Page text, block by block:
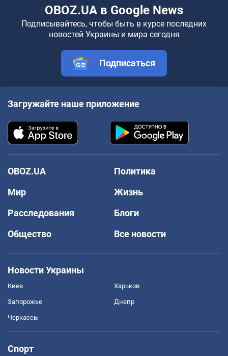
OBOZ.UA в Google News
Подписывайтесь, чтобы быть в курсе последних
новостей Украины и мира сегодня
Подписаться
Загружайте наше приложение
OBOZ.UA
Политика
Мир
Жизнь
Расследования
Блоги
Общество
Все новости
Новости Украины
Киев Харьков
Запорожье Днепр
Черкассы
Спорт